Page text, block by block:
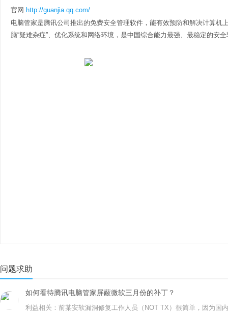
官网 http://guanjia.qq.com/
电脑管家是腾讯公司推出的免费安全管理软件，能有效预防和解决计算机
脑“疑难杂症”、优化系统和网络环境，是中国综合能力最强、最稳定的安
问题求助
如何看待腾讯电脑管家屏蔽微软三月份的补丁？